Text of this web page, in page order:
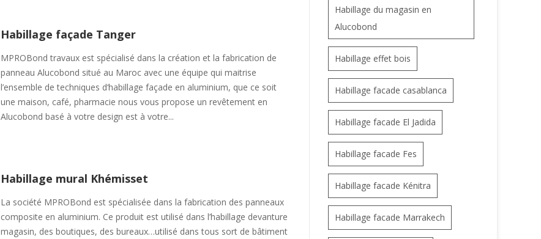
Habillage façade Tanger
MPROBond travaux est spécialisé dans la création et la fabrication de
panneau Alucobond situé au Maroc avec une équipe qui maitrise
l’ensemble de techniques d‘habillage façade en aluminium, que ce soit
une maison, café, pharmacie nous vous propose un revêtement en
Alucobond basé à votre design est à votre...
Habillage mural Khémisset
La société MPROBond est spécialisée dans la fabrication des panneaux
composite en aluminium. Ce produit est utilisé dans l’habillage devanture
magasin, des boutiques, des bureaux…utilisé dans tous sort de bâtiment
Habillage du magasin en
Alucobond
Habillage effet bois
Habillage facade casablanca
Habillage facade El Jadida
Habillage facade Fes
Habillage facade Kénitra
Habillage facade Marrakech